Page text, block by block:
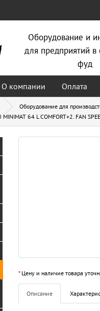
Оборудование и
для предприятий
фуд
О компании Оплата
Оборудование для
64 L COMFORT+2. FAN
*Цену и наличие товара
Описание